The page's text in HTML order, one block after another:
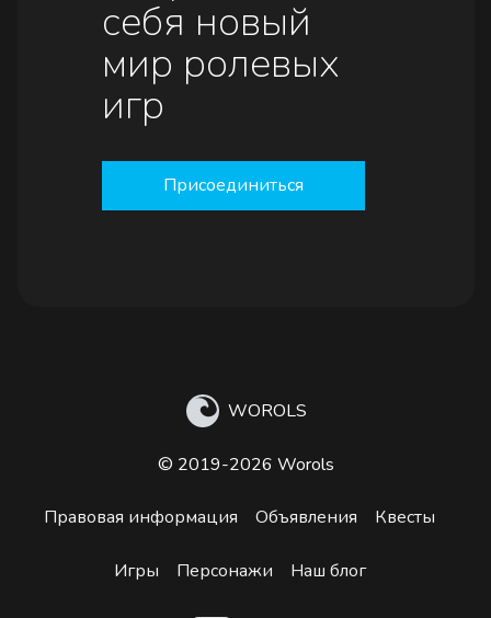
себя новый
мир ролевых
игр
Присоединиться
WOROLS
© 2019-2026 Worols
Правовая информация Объявления Квесты
Игры Персонажи Наш блог